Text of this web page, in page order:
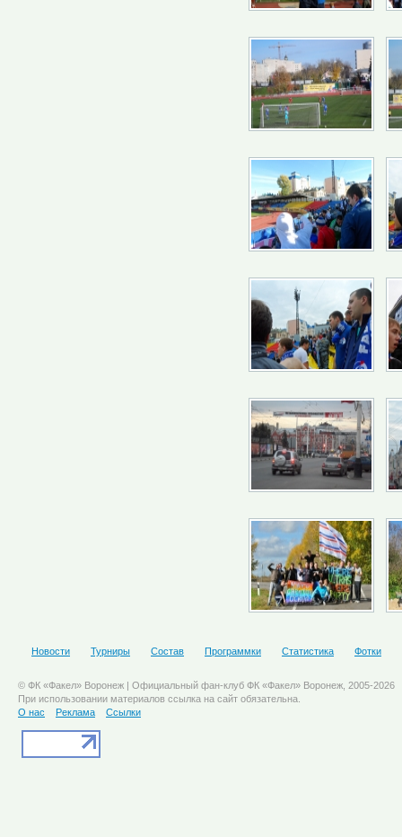
Новости Турниры Состав Программки Статистика Фотки
© ФК «Факел» Воронеж | Официальный фан-клуб ФК «Факел» Воронеж, 2005-2026
При использовании материалов ссылка на сайт обязательна.
О нас
Реклама Ссылки